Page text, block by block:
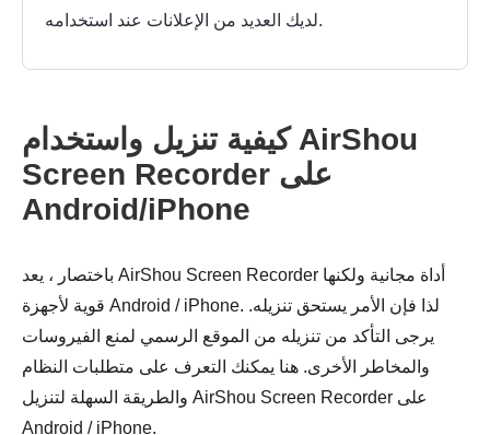
لديك العديد من الإعلانات عند استخدامه.
كيفية تنزيل واستخدام AirShou
Screen Recorder على
Android/iPhone
باختصار ، يعد AirShou Screen Recorder أداة مجانية ولكنها
قوية لأجهزة Android / iPhone. لذا فإن الأمر يستحق تنزيله.
يرجى التأكد من تنزيله من الموقع الرسمي لمنع الفيروسات
والمخاطر الأخرى. هنا يمكنك التعرف على متطلبات النظام
والطريقة السهلة لتنزيل AirShou Screen Recorder على
Android / iPhone.